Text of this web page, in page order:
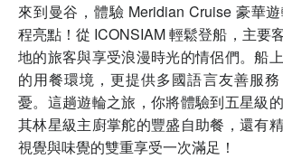
來到曼谷，體驗 Meridian Cruise 豪華
程亮點！從 ICONSIAM 輕鬆登船，主要
地的旅客與享受浪漫時光的情侶們。船
的用餐環境，更提供多國語言友善服
憂。這趟遊輪之旅，你將體驗到五星級
其林星級主廚掌舵的豐盛自助餐，還有
視覺與味覺的雙重享受一次滿足！